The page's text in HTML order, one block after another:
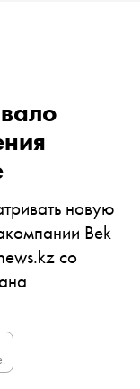
новую
Bek
со